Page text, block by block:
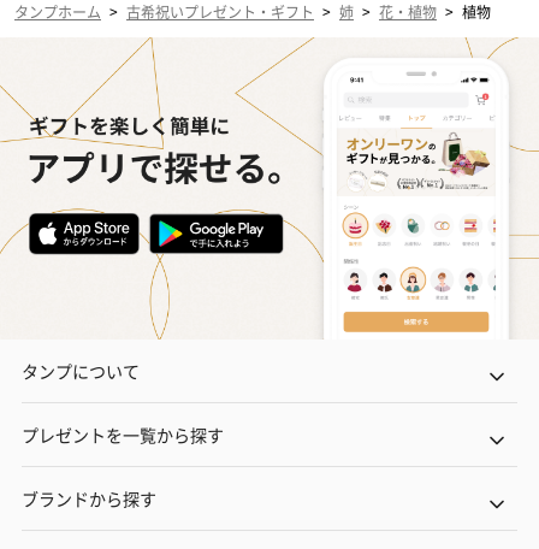
タンプホーム > 古希祝いプレゼント・ギフト > 姉 > 花・植物 > 植物
タンプについて
プレゼントを一覧から探す
ブランドから探す